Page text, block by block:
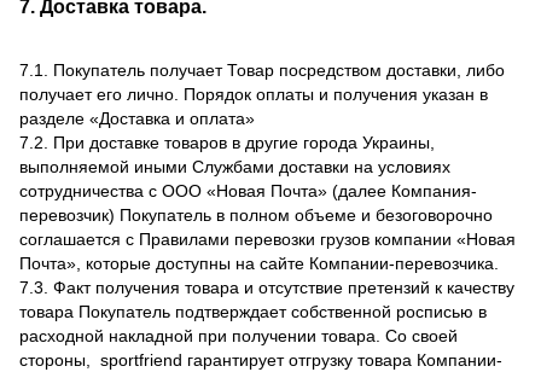
7. Доставка товара.
7.1. Покупатель получает Товар посредством доставки, либо
получает его лично. Порядок оплаты и получения указан в
разделе «Доставка и оплата»
7.2. При доставке товаров в другие города Украины,
выполняемой иными Службами доставки на условиях
сотрудничества с ООО «Новая Почта» (далее Компания-
перевозчик) Покупатель в полном объеме и безоговорочно
соглашается с Правилами перевозки грузов компании «Новая
Почта», которые доступны на сайте Компании-перевозчика.
7.3. Факт получения товара и отсутствие претензий к качеству
товара Покупатель подтверждает собственной росписью в
расходной накладной при получении товара. Со своей
стороны, sportfriend гарантирует отгрузку товара Компании-